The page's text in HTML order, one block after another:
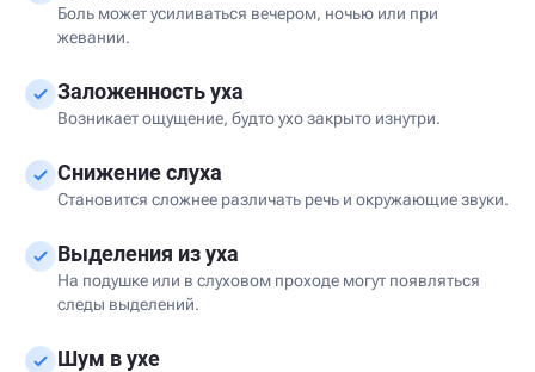
Боль может усиливаться вечером, ночью или при
жевании.
Заложенность уха
Возникает ощущение, будто ухо закрыто изнутри.
Снижение слуха
Становится сложнее различать речь и окружающие звуки.
Выделения из уха
На подушке или в слуховом проходе могут появляться
следы выделений.
Шум в ухе